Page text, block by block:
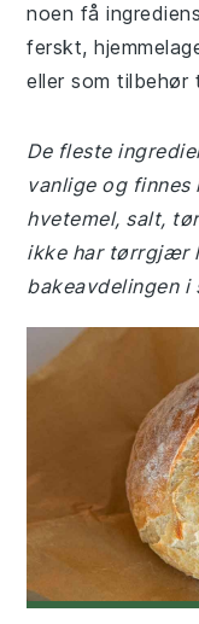
noen få
ferskt,
eller som tilbehør
De fleste
vanlige og finnes
hvetemel, salt,
ikke har tørrgjær
bakeavdelingen i